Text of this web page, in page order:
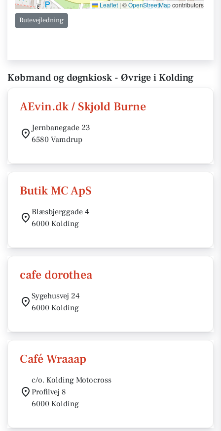
Leaflet | ©OpenStreetMapcontributors
Rutevejledning
Købmand og døgnkiosk - Øvrige i Kolding
AEvin.dk / Skjold Burne
Jernbanegade 23
6580 Vamdrup
Butik MC ApS
Blæsbjerggade 4
6000 Kolding
cafe dorothea
Sygehusvej 24
6000 Kolding
Café Wraaap
c/o. Kolding Motocross
Profilvej 8
6000 Kolding